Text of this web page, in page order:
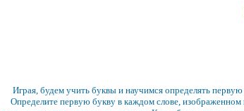
Играя, будем учить буквы и научимся определять
Определите первую букву в каждом слове,